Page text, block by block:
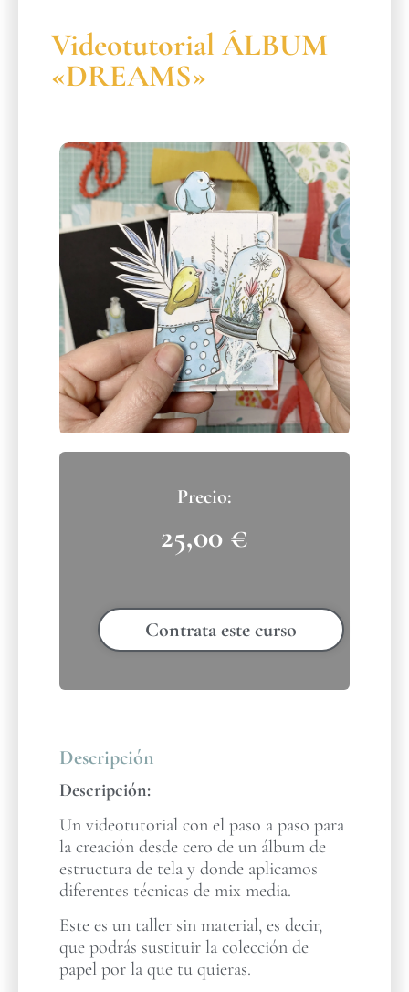
Videotutorial ÁLBUM
«DREAMS»
25,00 €
Contrata este curso
Descripción
Descripción:
Un videotutorial con el paso a paso para
la creación desde cero de un álbum de
estructura de tela y donde aplicamos
diferentes técnicas de mix media.
Este es un taller sin material, es decir,
que podrás sustituir la colección de
papel por la que tu quieras.